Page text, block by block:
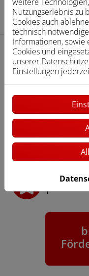
Ihre
30 %
weitere
Nutzungserlebnis zu
Cookies auch
technisch
Informationen,
Cookies und
unserer
Einstellungen